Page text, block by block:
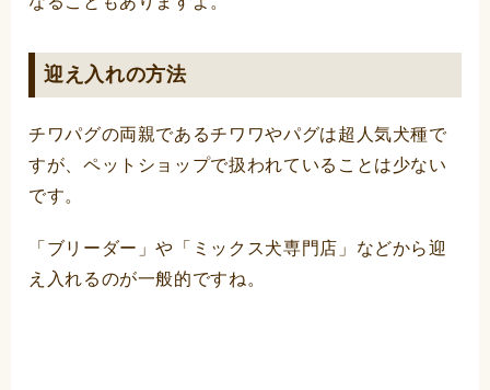
迎え入れの方法
チワパグの両親であるチワワやパグは超人気犬種で
すが、ペットショップで扱われていることは少ない
です。
「ブリーダー」や「ミックス犬専門店」などから迎
え入れるのが一般的ですね。